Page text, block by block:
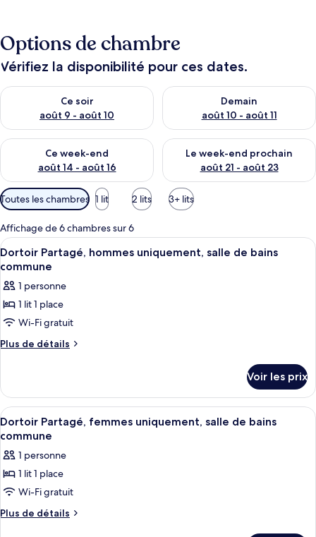
Options de chambre
Vérifiez la disponibilité pour ces dates.
Ce soir
août 9 - août 10
Vérifier la disponibilité pour ce soir août 9 - août 10
Demain
août 10 - août 11
Vérifier la disponibilité pour
Ce week-end
août 14 - août 16
Vérifier la disponibilité pour ce week-end août 14 - août 16
Le week-end prochain
août 21 - août 23
Vérifier la disponibilité pour
Filtres
disponibles
pour
les
chambres
Toutes les chambres 1 lit 2 lits 3+ lits
Affichage de 6 chambres sur 6
Afficher
toutes
les
photos
pour
ce
type
Dortoir
Partagé,
hommes
uniquement,
salle
de
bains
Un lit superposé avec une literie
5
Dortoir Partagé, hommes uniquement, salle de bains
commune
1 personne
1 lit 1 place
Wi-Fi gratuit
Plus de détails
Plus
le
type
de
chambre
Partagé,
hommes
uniquement,
salle
de
bains
Voir les prix
Afficher
toutes
les
photos
pour
ce
type
Un lit superposé avec une literie
5
Dortoir Partagé, femmes uniquement, salle de bains
commune
1 personne
1 lit 1 place
Wi-Fi gratuit
Plus de détails
Plus